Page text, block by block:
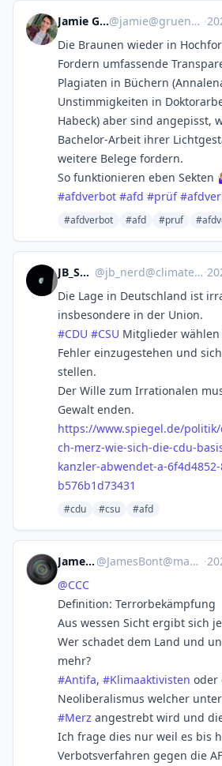
Jamie Green@jamie@gruene.social ·
Die Braunen wieder in
Fordern umfassende
Plagiaten in Büchern
Unstimmigkeiten in
Habeck) aber sind angepisst,
Bachelor-Arbeit ihrer
weitere Belege fordern.
So funktionieren eben Sekten
#afdverbot #afd #prüf #
#afdverbot #afd #pruf
JB_SCOTTY @jb_nerd@climatejustice.social ·
Die Lage in Deutschland ist
insbesondere in der Union.
#CDU #CSU Mitglieder
Fehler einzugestehen und
stellen.
Der Wille zum Irrationalen
Gewalt enden.
https://www.spiegel.de/
ch-merz-wie-sich-die-cdu-
kanzler-abwendet-a-
b576b1d73431
#cdu #csu #afd
JamesBont @JamesBont@mastodon.social ·
@CCC
Definition: Terrorbekämpfung
Aus wessen Sicht ergibt sich
Wer schadet dem Land und
mehr?
#Antifa, #Klimaaktivisten oder
Neoliberalismus welcher
#Merz angestrebt wird und
Ich frage dies nur weil es bis
Verbotsverfahren gegen die